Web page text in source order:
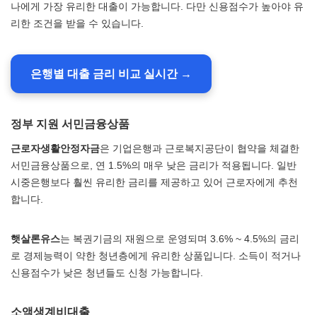
나에게 가장 유리한 대출이 가능합니다. 다만 신용점수가 높아야 유
리한 조건을 받을 수 있습니다.
은행별 대출 금리 비교 실시간 →
정부 지원 서민금융상품
근로자생활안정자금은 기업은행과 근로복지공단이 협약을 체결한
서민금융상품으로, 연 1.5%의 매우 낮은 금리가 적용됩니다. 일반
시중은행보다 훨씬 유리한 금리를 제공하고 있어 근로자에게 추천
합니다.
햇살론유스는 복권기금의 재원으로 운영되며 3.6% ~ 4.5%의 금리
로 경제능력이 약한 청년층에게 유리한 상품입니다. 소득이 적거나
신용점수가 낮은 청년들도 신청 가능합니다.
소액생계비대출